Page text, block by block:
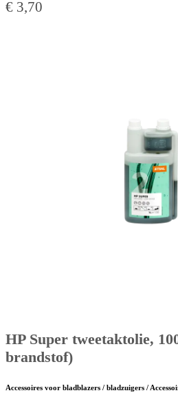
€ 3,70
HP Super tweetaktolie,
brandstof)
Accessoires voor bladblazers / bladzuigers /